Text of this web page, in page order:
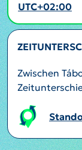
UTC+02:00
Zwischen